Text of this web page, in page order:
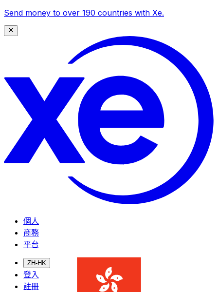
Send money to over 190 countries with Xe.
個人
商務
平台
ZH-HK
登入
註冊